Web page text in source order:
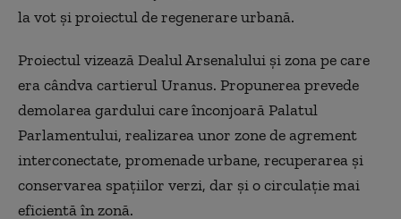
la vot și proiectul de regenerare urbană.
Proiectul vizează Dealul Arsenalului și zona pe care
era cândva cartierul Uranus. Propunerea prevede
demolarea gardului care înconjoară Palatul
Parlamentului, realizarea unor zone de agrement
interconectate, promenade urbane, recuperarea și
conservarea spațiilor verzi, dar și o circulație mai
eficientă în zonă.